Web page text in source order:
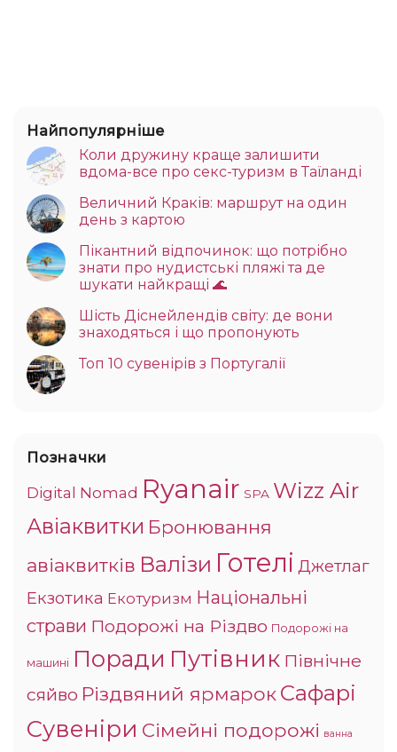
Найпопулярніше
Коли дружину краще залишити
вдома-все про секс-туризм в Таїланді
Величний Краків: маршрут на один
день з картою
Пікантний відпочинок: що потрібно
знати про нудистські пляжі та де
шукати найкращі 🌊
Шість Діснейлендів світу: де вони
знаходяться і що пропонують
Топ 10 сувенірів з Португалії
Позначки
Digital Nomad Ryanair SPA Wizz Air
Авіаквитки Бронювання
авіаквитків Валізи Готелі Джетлаг
Екзотика Екотуризм Національні
страви Подорожі на Різдво Подорожі на
машині Поради Путівник Північне
сяйво Різдвяний ярмарокСафарі
Сувеніри Сімейні подорожі ванна